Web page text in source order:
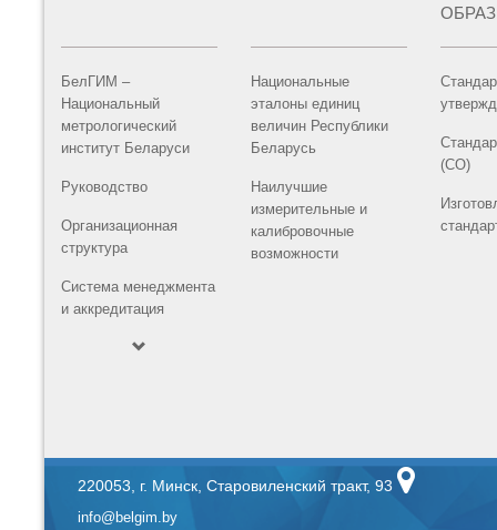
БелГИМ –
Национальный
метрологический
институт Беларуси
Руководство
Организационная
структура
Система менеджмента
и аккредитация
Национальные
эталоны единиц
величин Республики
Беларусь
Наилучшие
измерительные и
калибровочные
возможности
(СО)
220053, г. Минск, Старовиленский тракт, 93
info@belgim.by